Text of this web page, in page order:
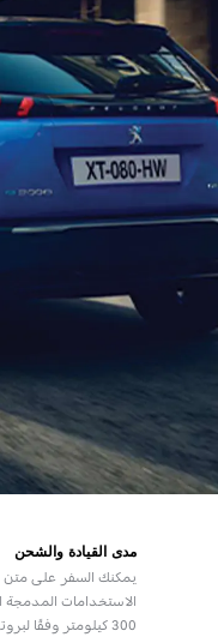
مدى القيادة والشحن